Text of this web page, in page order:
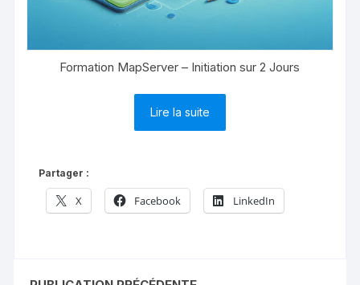
Formation MapServer – Initiation sur 2 Jours
Lire la suite
Partager :
X Facebook LinkedIn